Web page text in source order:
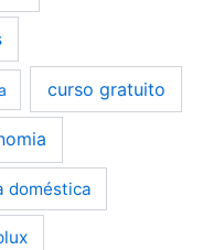
curso gratuito
doméstica